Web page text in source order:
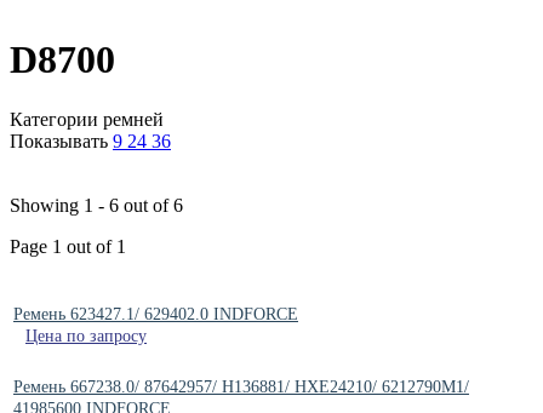
D8700
Категории ремней
Показывать 9 24 36
Showing 1 - 6 out of 6
Page 1 out of 1
Ремень 623427.1/ 629402.0 INDFORCE
Цена по запросу
Ремень 667238.0/ 87642957/ H136881/ HXE24210/ 6212790M1/
41985600 INDFORCE